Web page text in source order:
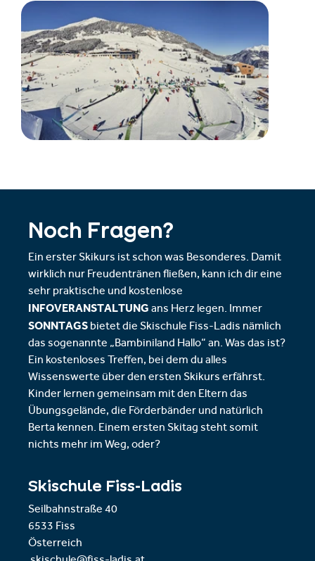
Noch Fragen?
Ein erster Skikurs ist schon was Besonderes. Damit
wirklich nur Freudentränen fließen, kann ich dir eine
sehr praktische und kostenlose
INFOVERANSTALTUNG ans Herz legen. Immer
SONNTAGS bietet die Skischule Fiss-Ladis nämlich
das sogenannte „Bambiniland Hallo“ an. Was das ist?
Ein kostenloses Treffen, bei dem du alles
Wissenswerte über den ersten Skikurs erfährst.
Kinder lernen gemeinsam mit den Eltern das
Übungsgelände, die Förderbänder und natürlich
Berta kennen. Einem ersten Skitag steht somit
nichts mehr im Weg, oder?
Skischule Fiss-Ladis
Seilbahnstraße 40
6533 Fiss
Österreich